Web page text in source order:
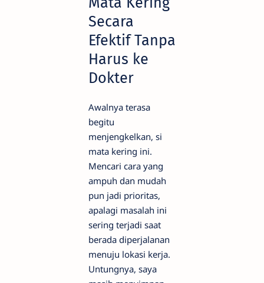
Secara
Efektif Tanpa
Harus ke
Dokter
Awalnya terasa
begitu
menjengkelkan, si
mata kering ini.
Mencari cara yang
ampuh dan mudah
pun jadi prioritas,
apalagi masalah ini
sering terjadi saat
berada diperjalanan
menuju lokasi kerja.
Untungnya, saya